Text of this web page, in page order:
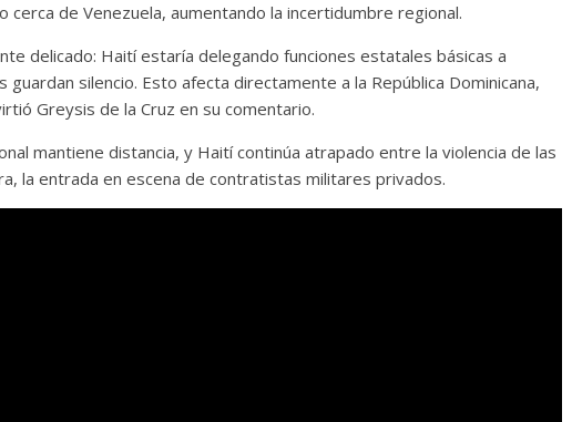
cerca de Venezuela, aumentando la incertidumbre regional.
delicado: Haití estaría delegando funciones estatales básicas a
silencio. Esto afecta directamente a la República Dominicana,
Greysis de la Cruz en su comentario.
mantiene distancia, y Haití continúa atrapado entre la violencia de las
la entrada en escena de contratistas militares privados.